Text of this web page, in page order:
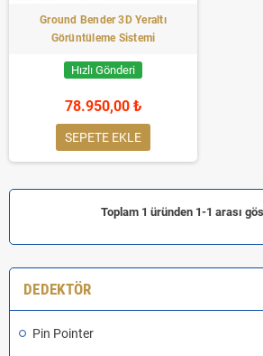
DEDEKTÖR
Pin Pointer
Ground Bender 3D Yeraltı
Görüntüleme Sistemi
Hızlı Gönderi
78.950,00 ₺
SEPETE EKLE
Toplam 1 üründen 1-1 arası